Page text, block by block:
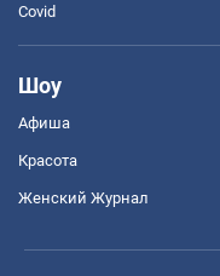
Covid
Шоу
Афиша
Красота
Женский Журнал